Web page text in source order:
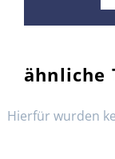
ähnliche
Hierfür wurden